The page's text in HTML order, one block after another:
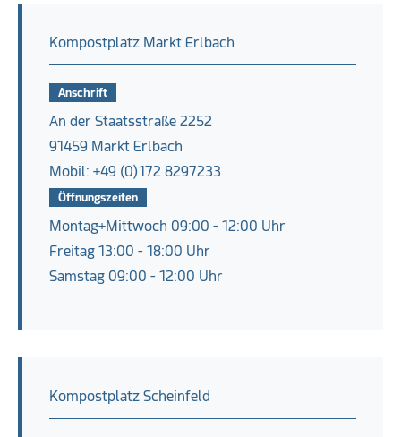
Kompostplatz Markt Erlbach
Anschrift
An der Staatsstraße 2252
91459 Markt Erlbach
Mobil: +49 (0)172 8297233
Öffnungszeiten
Montag+Mittwoch 09:00 - 12:00 Uhr
Freitag 13:00 - 18:00 Uhr
Samstag 09:00 - 12:00 Uhr
Kompostplatz Scheinfeld